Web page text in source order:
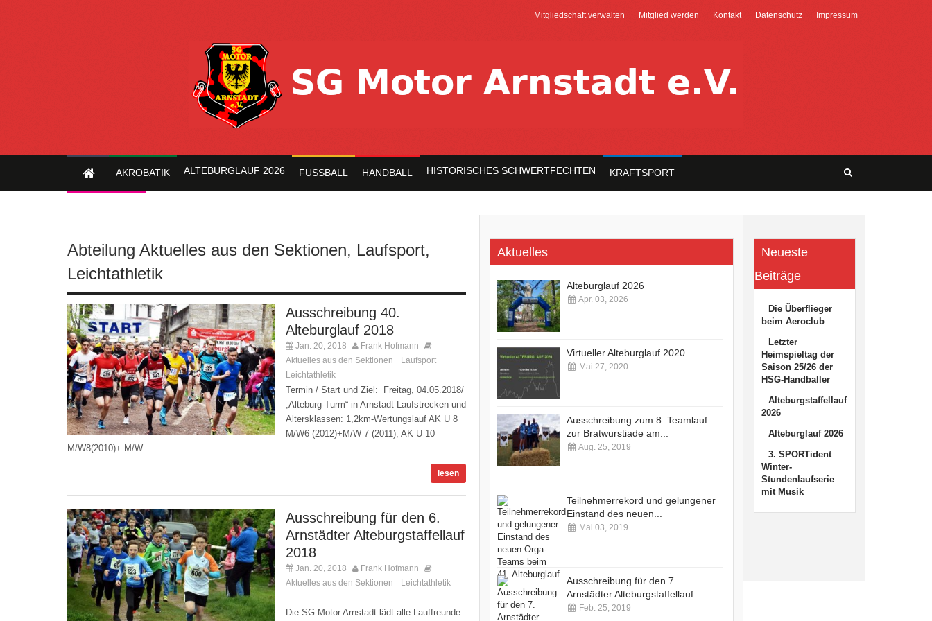
Mitgliedschaft verwalten Mitglied werden Kontakt Datenschutz Impressum
AKROBATIK ALTEBURGLAUF 2026 FUSSBALL HANDBALL HISTORISCHES SCHWERTFECHTEN KRAFTSPORT
Abteilung Aktuelles aus den Sektionen, Laufsport,
Leichtathletik
Ausschreibung 40.
Alteburglauf 2018
Jan. 20, 2018
Frank Hofmann
Aktuelles aus den Sektionen
Laufsport
Leichtathletik
Termin / Start und Ziel: Freitag, 04.05.2018/
„Alteburg-Turm“ in Arnstadt Laufstrecken und
Altersklassen: 1,2km-Wertungslauf AK U 8
M/W6 (2012)+M/W 7 (2011); AK U 10
M/W8(2010)+ M/W...
lesen
Ausschreibung für den 6.
Arnstädter Alteburgstaffellauf
2018
Jan. 20, 2018
Frank Hofmann
Aktuelles aus den Sektionen
Leichtathletik
Die SG Motor Arnstadt lädt alle Lauffreunde
Aktuelles
Alteburglauf 2026
Apr. 03, 2026
Virtueller Alteburglauf 2020
Mai 27, 2020
Ausschreibung zum 8. Teamlauf
zur Bratwurstiade am...
Aug. 25, 2019
Teilnehmerrekord und gelungener
Einstand des neuen...
Mai 03, 2019
Ausschreibung für den 7.
Arnstädter Alteburgstaffellauf...
Feb. 25, 2019
Neueste
Beiträge
Die Überflieger
beim Aeroclub
Letzter
Heimspieltag der
Saison 25/26 der
HSG-Handballer
Alteburgstaffellauf
2026
Alteburglauf 2026
3. SPORTident
Winter-
Stundenlaufserie
mit Musik